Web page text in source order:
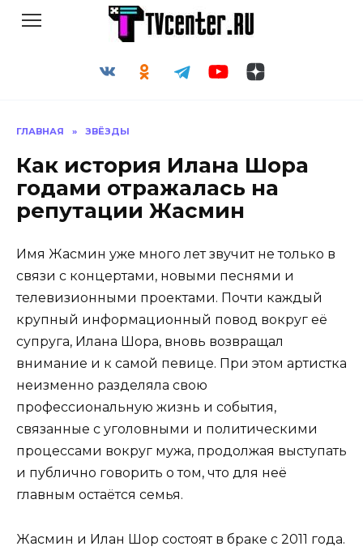
ГЛАВНАЯ » ЗВЁЗДЫ
Как история Илана Шора
годами отражалась на
репутации Жасмин
Имя Жасмин уже много лет звучит не только в
связи с концертами, новыми песнями и
телевизионными проектами. Почти каждый
крупный информационный повод вокруг её
супруга, Илана Шора, вновь возвращал
внимание и к самой певице. При этом артистка
неизменно разделяла свою
профессиональную жизнь и события,
связанные с уголовными и политическими
процессами вокруг мужа, продолжая выступать
и публично говорить о том, что для неё
главным остаётся семья.
Жасмин и Илан Шор состоят в браке с 2011 года.